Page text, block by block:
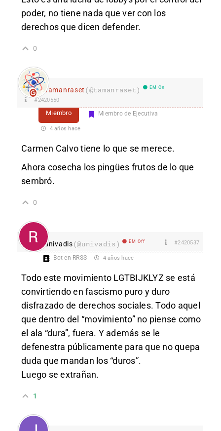
poder, no tiene nada que ver con los
derechos que dicen defender.
0
Tamanraset (@tamanraset) EM On
#2420550
Miembro Miembro de Ejecutiva
4 años hace
Carmen Calvo tiene lo que se merece.
Ahora cosecha los pingües frutos de lo que
sembró.
0
univadis(@univadis) EM Off #2420537
Bot en RRSS 4 años hace
Todo este movimiento LGTBIJKLYZ se está
convirtiendo en fascismo puro y duro
disfrazado de derechos sociales. Todo aquel
que dentro del “movimiento” no piense como
el ala “dura”, fuera. Y además se le
defenestra públicamente para que no quepa
duda que mandan los “duros”.
Luego se extrañan.
1